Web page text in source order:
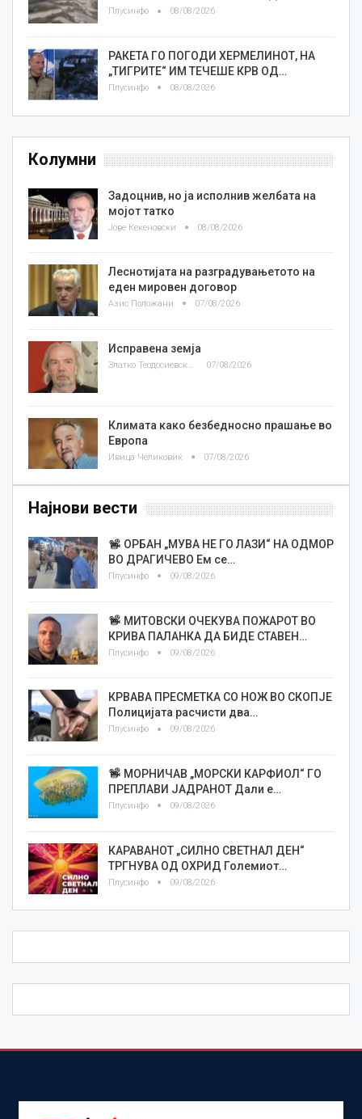
Плусинфо 08/08/2026
РАКЕТА ГО ПОГОДИ ХЕРМЕЛИНОТ, НА
„ТИГРИТЕ“ ИМ ТЕЧЕШЕ КРВ ОД…
Плусинфо 08/08/2026
Колумни
Задоцнив, но ја исполнив желбата на
мојот татко
Јове Кекеновски 08/08/2026
Леснотијата на разградувањетото на
еден мировен договор
Азис Положани 07/08/2026
Исправена земја
Златко Теодосиевски 07/08/2026
Климата како безбедносно прашање во
Европа
Ивица Челиковиќ 07/08/2026
Најнови вести
ОРБАН „МУВА НЕ ГО ЛАЗИ“ НА ОДМОР
ВО ДРАГИЧЕВО Ем се…
Плусинфо 09/08/2026
МИТОВСКИ ОЧЕКУВА ПОЖАРОТ ВО
КРИВА ПАЛАНКА ДА БИДЕ СТАВЕН…
Плусинфо 09/08/2026
КРВАВА ПРЕСМЕТКА СО НОЖ ВО СКОПЈЕ
Полицијата расчисти два…
Плусинфо 09/08/2026
МОРНИЧАВ „МОРСКИ КАРФИОЛ“ ГО
ПРЕПЛАВИ ЈАДРАНОТ Дали е…
Плусинфо 09/08/2026
КАРАВАНОТ „СИЛНО СВЕТНАЛ ДЕН“
ТРГНУВА ОД ОХРИД Големиот…
Плусинфо 09/08/2026